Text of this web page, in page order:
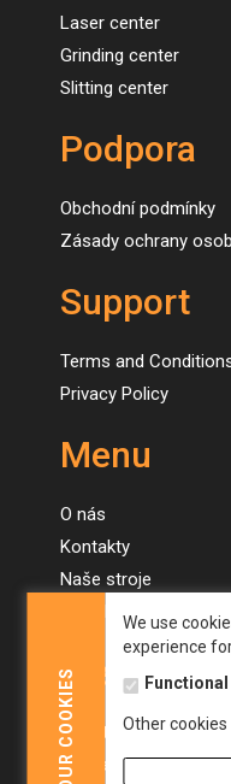
COOKIES
We use
experience
Functional
Other cookies
Laser center
Grinding center
Slitting center
Podpora
Obchodní podmínky
Zásady ochrany
Support
Terms and
Privacy Policy
Menu
O nás
Kontakty
Naše stroje
Menu
About us
Contacts